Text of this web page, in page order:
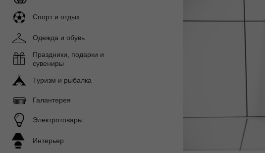
Спорт и отдых
Одежда и обувь
Праздники, подарки и
сувениры
Туризм и рыбалка
Галантерея
Электротовары
Интерьер